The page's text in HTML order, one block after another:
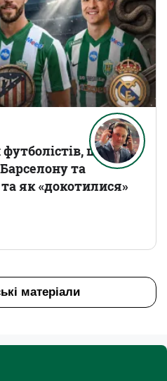
що
та
як «докотилися»
матеріали